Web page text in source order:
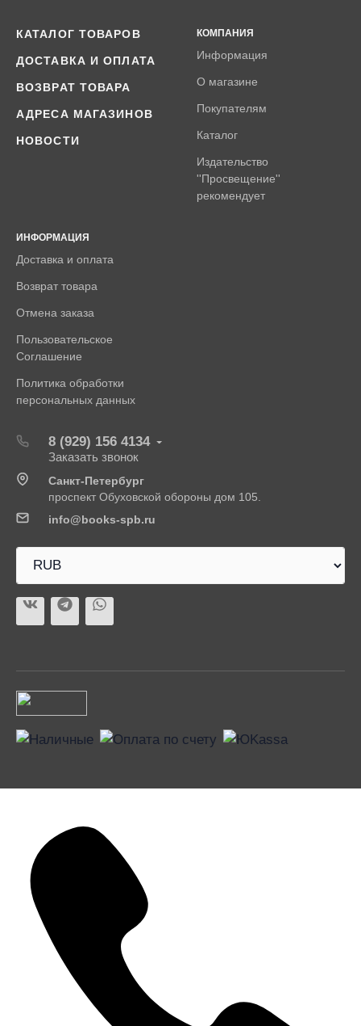
КАТАЛОГ ТОВАРОВ
ДОСТАВКА И ОПЛАТА
ВОЗВРАТ ТОВАРА
АДРЕСА МАГАЗИНОВ
НОВОСТИ
КОМПАНИЯ
Информация
О магазине
Покупателям
Каталог
Издательство
''Просвещение''
рекомендует
ИНФОРМАЦИЯ
Доставка и оплата
Возврат товара
Отмена заказа
Пользовательское
Соглашение
Политика обработки
персональных данных
8 (929) 156 4134
Заказать звонок
Санкт-Петербург
проспект Обуховской обороны дом 105.
info@books-spb.ru